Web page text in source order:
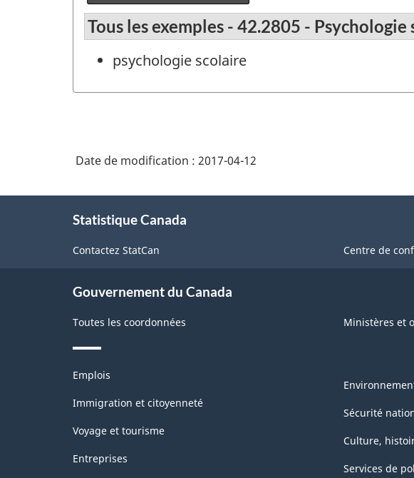
Tous les exemples - 42.2805 - Psychologie
psychologie scolaire
Date de modification : 2017-04-12
Statistique Canada
Contactez StatCan Centre de
Gouvernement du Canada
Toutes les coordonnées Ministères et
Thèmes
sujets
Emplois
Immigration et citoyenneté
Voyage et tourisme
Entreprises
Sécurité
Culture,
Services de